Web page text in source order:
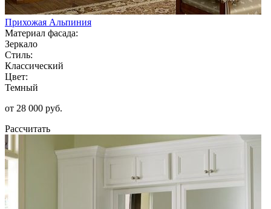
Прихожая Альпиния
Материал фасада:
Зеркало
Стиль:
Классический
Цвет:
Темный
от 28 000 руб.
Рассчитать